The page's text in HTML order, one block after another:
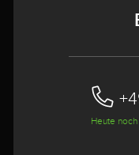
Heute